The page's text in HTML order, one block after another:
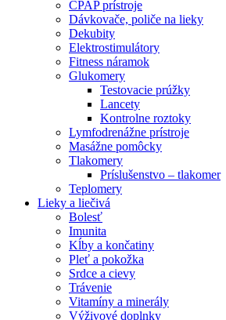
CPAP prístroje
Dávkovače, poliče na lieky
Dekubity
Elektrostimulátory
Fitness náramok
Glukomery
Testovacie prúžky
Lancety
Kontrolne roztoky
Lymfodrenážne prístroje
Masážne pomôcky
Tlakomery
Príslušenstvo – tlakomer
Teplomery
Lieky a liečivá
Bolesť
Imunita
Kĺby a končatiny
Pleť a pokožka
Srdce a cievy
Trávenie
Vitamíny a minerály
Výživové doplnky